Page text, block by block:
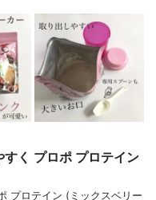
く プロポ プロテイン
プロテイン (ミックスベリー